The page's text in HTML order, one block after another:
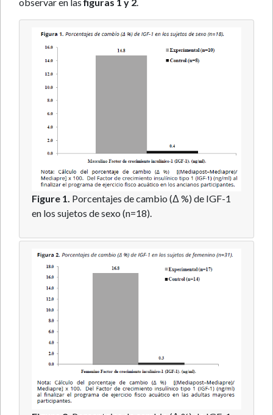
Figure 1. Porcentajes de cambio (Δ %) de IGF-1
en los sujetos de sexo (n=18).